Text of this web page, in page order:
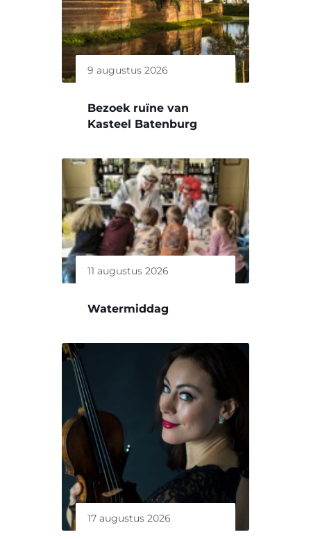
9 augustus 2026
Bezoek ruïne van
Kasteel Batenburg
11 augustus 2026
Watermiddag
17 augustus 2026